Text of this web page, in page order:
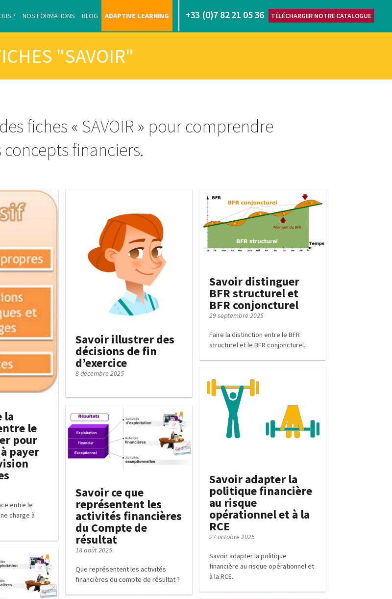
+33 (0)7 82 21 05 36 TÉLÉCHARGER NOTRE CATALOGUE
? NOS FORMATIONS BLOG ADAPTIVE LEARNING
"SAVOIR"
fiches « SAVOIR » pour comprendre
concepts financiers.
la
le
pour
payer
entre le
charge à
Savoir illustrer des
décisions de fin
d’exercice
8 décembre 2025
Savoir distinguer
BFR structurel et
BFR conjoncturel
29 septembre 2025
Faire la distinction entre le BFR
structurel et le BFR conjoncturel.
Savoir adapter la
politique financière
au risque
opérationnel et à la
RCE
27 octobre 2025
Savoir adapter la politique
financière au risque opérationnel et
à la RCE.
Savoir ce que
représentent les
activités financières
du Compte de
résultat
18 août 2025
Que représentent les activités
financières du compte de résultat ?